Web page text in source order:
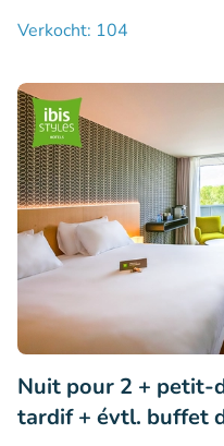
Verkocht: 104
Nuit pour 2 + petit-
tardif + évtl. buffet